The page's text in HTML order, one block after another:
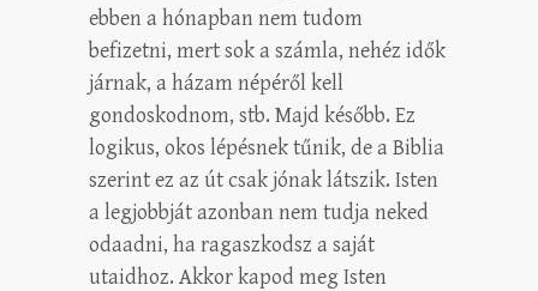
ebben a hónapban nem tudom
befizetni, mert sok a számla, nehéz idők
járnak, a házam népéről kell
gondoskodnom, stb. Majd később. Ez
logikus, okos lépésnek tűnik, de a Biblia
szerint ez az út csak jónak látszik. Isten
a legjobbját azonban nem tudja neked
odaadni, ha ragaszkodsz a saját
utaidhoz. Akkor kapod meg Isten